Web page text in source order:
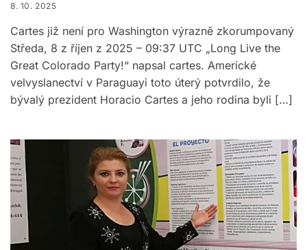
8. 10. 2025
Cartes již není pro Washington výrazně zkorumpovaný
Středa, 8 z říjen z 2025 – 09:37 UTC „Long Live the
Great Colorado Party!“ napsal cartes. Americké
velvyslanectví v Paraguayi toto úterý potvrdilo, že
bývalý prezident Horacio Cartes a jeho rodina byli […]